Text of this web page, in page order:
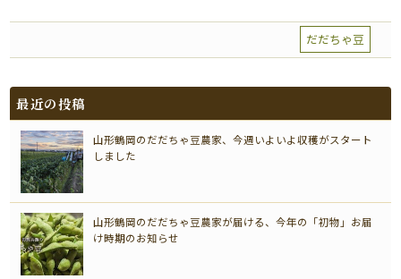
だだちゃ豆
最近の投稿
山形鶴岡のだだちゃ豆農家、今週いよいよ収穫がスタート
しました
山形鶴岡のだだちゃ豆農家が届ける、今年の「初物」お届
け時期のお知らせ